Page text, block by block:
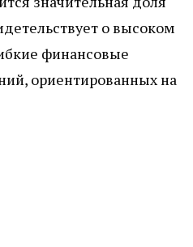
о высоком
финансовые
ориентированных на